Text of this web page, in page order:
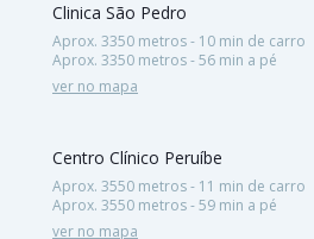
Clinica São Pedro
Aprox. 3350 metros - 10 min de carro
Aprox. 3350 metros - 56 min a pé
ver no mapa
Centro Clínico Peruíbe
Aprox. 3550 metros - 11 min de carro
Aprox. 3550 metros - 59 min a pé
ver no mapa